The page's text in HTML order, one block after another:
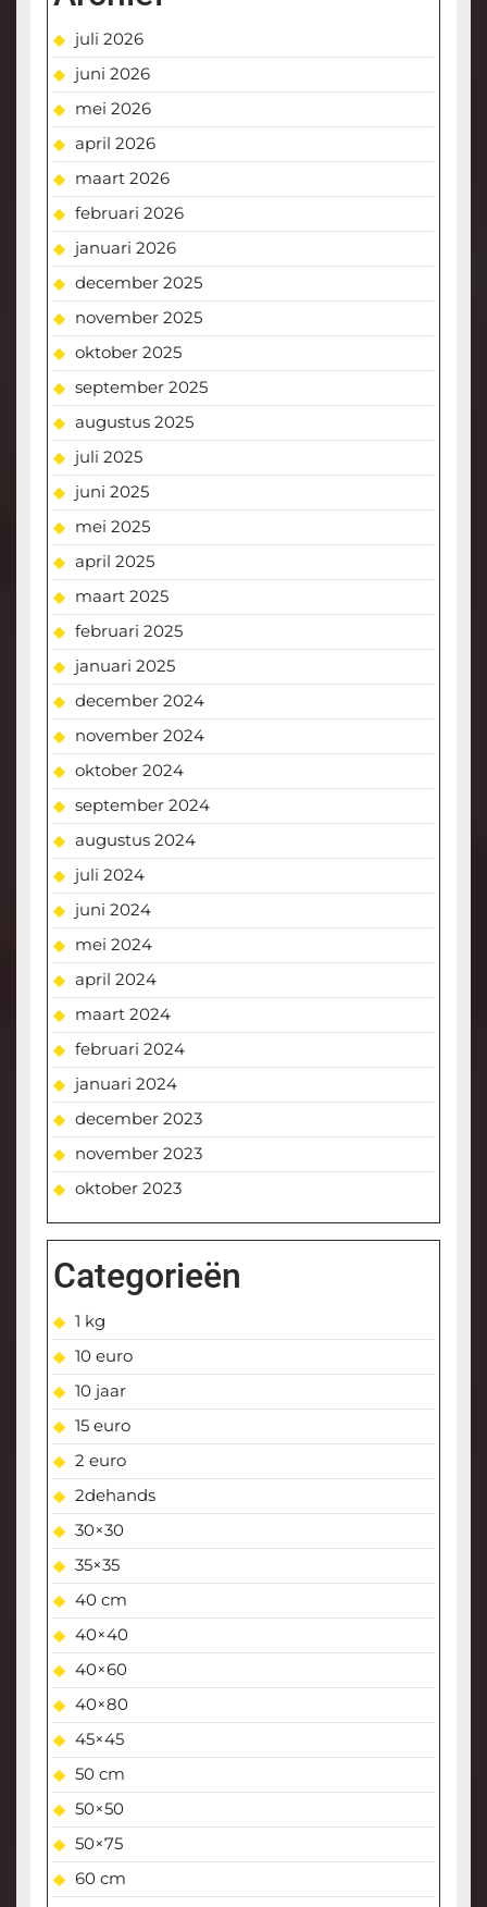
juli 2026
juni 2026
mei 2026
april 2026
maart 2026
februari 2026
januari 2026
december 2025
november 2025
oktober 2025
september 2025
augustus 2025
juli 2025
juni 2025
mei 2025
april 2025
maart 2025
februari 2025
januari 2025
december 2024
november 2024
oktober 2024
september 2024
augustus 2024
juli 2024
juni 2024
mei 2024
april 2024
maart 2024
februari 2024
januari 2024
december 2023
november 2023
oktober 2023
Categorieën
1 kg
10 euro
10 jaar
15 euro
2 euro
2dehands
30×30
35×35
40 cm
40×40
40×60
40×80
45×45
50 cm
50×50
50×75
60 cm